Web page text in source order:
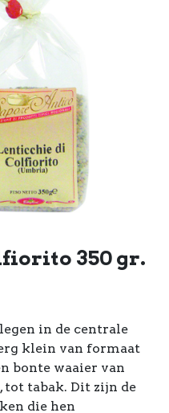
350 gr.
in de centrale
klein van formaat
bonte waaier van
tot tabak. Dit zijn de
die hen